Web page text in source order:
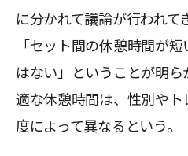
に分かれて議論が行われて
「セット間の休憩時間が
はない」ということが明
適な休憩時間は、性別や
度によって異なるという。